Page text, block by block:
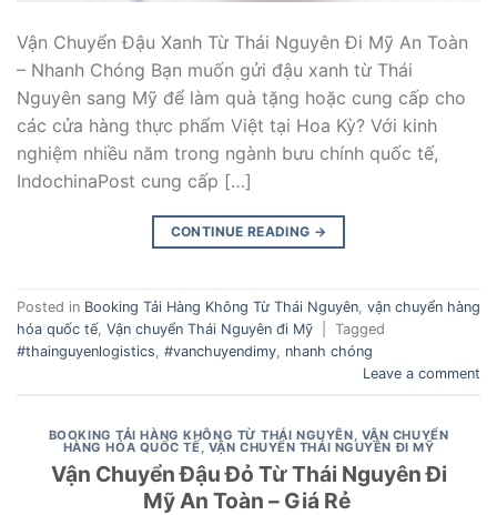
Vận Chuyển Đậu Xanh Từ Thái Nguyên Đi Mỹ An Toàn
– Nhanh Chóng Bạn muốn gửi đậu xanh từ Thái
Nguyên sang Mỹ để làm quà tặng hoặc cung cấp cho
các cửa hàng thực phẩm Việt tại Hoa Kỳ? Với kinh
nghiệm nhiều năm trong ngành bưu chính quốc tế,
IndochinaPost cung cấp […]
CONTINUE READING →
Posted in Booking Tải Hàng Không Từ Thái Nguyên, vận chuyển hàng
hóa quốc tế, Vận chuyển Thái Nguyên đi Mỹ
Tagged
#thainguyenlogistics, #vanchuyendimy, nhanh chóng
Leave a comment
BOOKING TẢI HÀNG KHÔNG TỪ THÁI NGUYÊN, VẬN CHUYỂN
HÀNG HÓA QUỐC TẾ, VẬN CHUYỂN THÁI NGUYÊN ĐI MỸ
Vận Chuyển Đậu Đỏ Từ Thái Nguyên Đi
Mỹ An Toàn – Giá Rẻ